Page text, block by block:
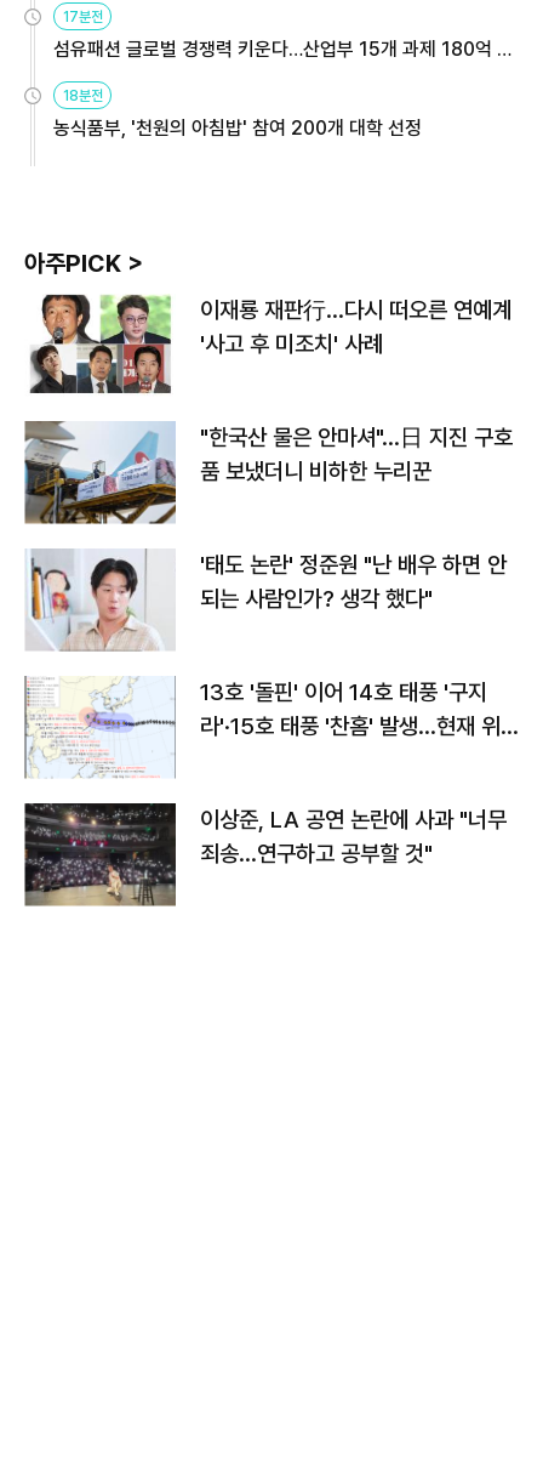
17분전
섬유패션 글로벌 경쟁력 키운다…산업부 15개 과제 180억 지
원
18분전
농식품부, '천원의 아침밥' 참여 200개 대학 선정
아주PICK >
이재룡 재판行…다시 떠오른 연예계
'사고 후 미조치' 사례
"한국산 물은 안마셔"…日 지진 구호
품 보냈더니 비하한 누리꾼
'태도 논란' 정준원 "난 배우 하면 안
되는 사람인가? 생각 했다"
13호 '돌핀' 이어 14호 태풍 '구지
라'·15호 태풍 '찬홈' 발생…현재 위
이상준, LA 공연 논란에 사과 "너무
죄송…연구하고 공부할 것"